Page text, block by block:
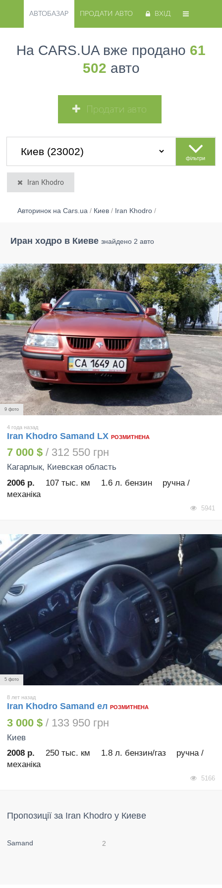
АВТОБАЗАР ПРОДАТИ АВТО ВХІД
На CARS.UA вже продано 61
502 авто
Продати авто
фільтри
Iran Khodro
Авторинок на Cars.ua / Киев / Iran Khodro /
Иран ходро в Киеве знайдено 2 авто
9 фото
4 года назад
Iran Khodro Samand LX РОЗМИТНЕНА
7 000 $ / 312 550 грн
Кагарлык, Киевская область
2006 р.
107 тыс. км 1.6 л. бензин
ручна /
механіка
5941
5 фото
8 лет назад
Iran Khodro Samand ел РОЗМИТНЕНА
3 000 $ / 133 950 грн
Киев
2008 р.
250 тыс. км 1.8 л. бензин/газ
ручна /
механіка
5166
Пропозиції за Iran Khodro у Киеве
Samand 2